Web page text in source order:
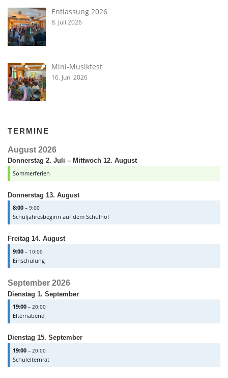
Entlassung 2026
8. Juli 2026
Mini-Musikfest
16. Juni 2026
TERMINE
August 2026
Donnerstag 2. Juli – Mittwoch 12. August
Sommerferien
Donnerstag 13. August
8:00 – 9:00
Schuljahresbeginn auf dem Schulhof
Freitag 14. August
9:00 – 10:00
Einschulung
September 2026
Dienstag 1. September
19:00 – 20:00
Elternabend
Dienstag 15. September
19:00 – 20:00
Schulelternrat